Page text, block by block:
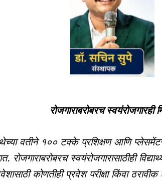
रोजगाराबरोबरच स्वयंरोजगारही
वतीने १०० टक्के प्रशिक्षण आणि
रोजगाराबरोबरच स्वयंरोजगारासाठीही
कोणतीही प्रवेश परीक्षा किंवा